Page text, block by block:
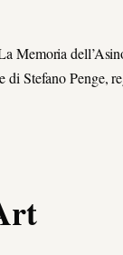
Memoria
di Stefano Penge,